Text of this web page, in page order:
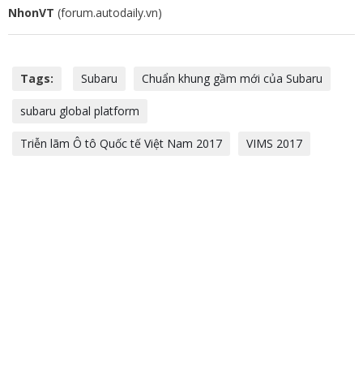
NhonVT (forum.autodaily.vn)
Tags: Subaru Chuẩn khung gầm mới của Subaru
subaru global platform
Triễn lãm Ô tô Quốc tế Việt Nam 2017 VIMS 2017